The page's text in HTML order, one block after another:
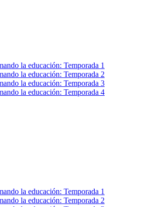
la educación: Temporada 1
la educación: Temporada 2
la educación: Temporada 3
la educación: Temporada 4
la educación: Temporada 1
la educación: Temporada 2